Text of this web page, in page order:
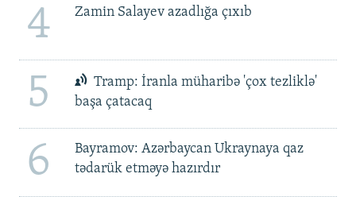
4 Zamin Salayev azadlığa çıxıb
5
Tramp: İranla müharibə 'çox tezliklə'
başa çatacaq
6
Bayramov: Azərbaycan Ukraynaya qaz
tədarük etməyə hazırdır